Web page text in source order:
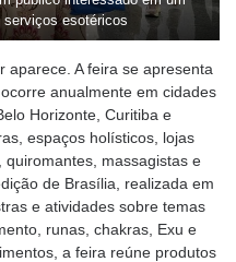
serviços esotéricos
aparece. A feira se apresenta
anualmente em cidades
Horizonte, Curitiba e
espaços holísticos, lojas
massagistas e
de Brasília, realizada em
e atividades sobre temas
runas, chakras, Exu e
a feira reúne produtos